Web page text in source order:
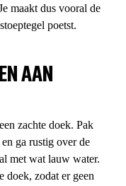
maakt dus vooral de
poetst.
AAN
zachte doek. Pak
ga rustig over de
met wat lauw water.
doek, zodat er geen